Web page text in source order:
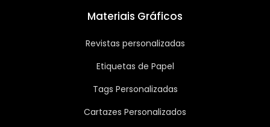
Materiais Gráficos
Revistas personalizadas
Etiquetas de Papel
Tags Personalizadas
Cartazes Personalizados